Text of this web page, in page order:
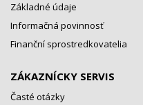
Základné údaje
Informačná povinnosť
Finanční sprostredkovatelia
ZÁKAZNÍCKY SERVIS
Časté otázky